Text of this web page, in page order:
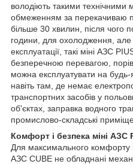
володіють такими
обмеженням за перекачиваю
більше 30 хвилин, після чого
години, для охолодження,
експлуатації, такі міні АЗС
безперечною перевагою,
можна експлуатувати на
навіть там, де немає
транспортних засобів у
об'єктах, заправка водного
промислово-складські
Комфорт і безпека міні АЗС
Для максимального комфорту і
АЗС CUBE не обладнані